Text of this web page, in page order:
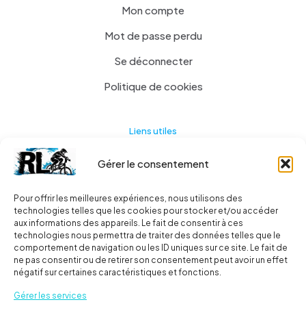
Gérer le consentement
Pour offrir les meilleures expériences, nous utilisons des
technologies telles que les cookies pour stocker et/ou accéder
aux informations des appareils. Le fait de consentir à ces
technologies nous permettra de traiter des données telles que le
comportement de navigation ou les ID uniques sur ce site. Le fait de
ne pas consentir ou de retirer son consentement peut avoir un effet
négatif sur certaines caractéristiques et fonctions.
Gérer les services
Mon compte
Mot de passe perdu
Se déconnecter
Politique de cookies
Liens utiles
Actualités
A propos
Contact
Ma liste